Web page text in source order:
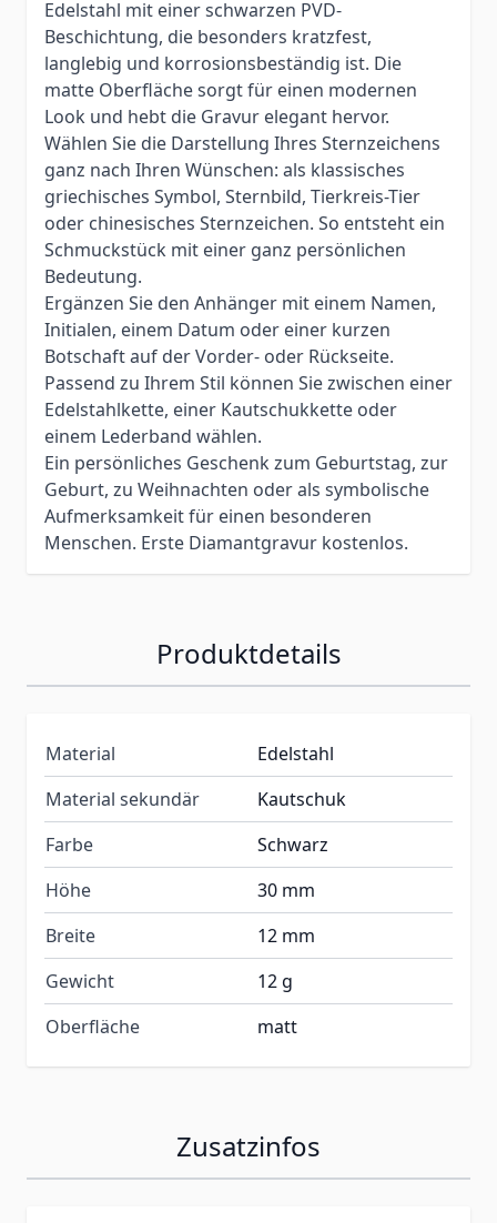
Edelstahl mit einer schwarzen PVD-
Beschichtung, die besonders kratzfest,
langlebig und korrosionsbeständig ist. Die
matte Oberfläche sorgt für einen modernen
Look und hebt die Gravur elegant hervor.
Wählen Sie die Darstellung Ihres Sternzeichens
ganz nach Ihren Wünschen: als klassisches
griechisches Symbol, Sternbild, Tierkreis-Tier
oder chinesisches Sternzeichen. So entsteht ein
Schmuckstück mit einer ganz persönlichen
Bedeutung.
Ergänzen Sie den Anhänger mit einem Namen,
Initialen, einem Datum oder einer kurzen
Botschaft auf der Vorder- oder Rückseite.
Passend zu Ihrem Stil können Sie zwischen einer
Edelstahlkette, einer Kautschukkette oder
einem Lederband wählen.
Ein persönliches Geschenk zum Geburtstag, zur
Geburt, zu Weihnachten oder als symbolische
Aufmerksamkeit für einen besonderen
Menschen. Erste Diamantgravur kostenlos.
Produktdetails
Material
Edelstahl
Material sekundär
Kautschuk
Farbe
Schwarz
Höhe
30 mm
Breite
12 mm
Gewicht
12 g
Oberfläche
matt
Zusatzinfos